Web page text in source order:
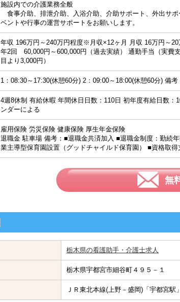
施設内での介護業務全般
食事介助、排泄介助、入浴介助、介助サポート、外出サ
ベントや行事の運営サポートをお願いします。
年収 196万円～240万円程度※月収×12ヶ月 月収 16万円～
年2回 60,000円～600,000円（過去実績） 通勤手当（実費
目より3,000円）
1：08:30～17:30(休憩60分) 2：09:00～18:00(休憩60分) 備
4週8休制 有給休暇 年間休日日数：110日 初年度有給日数
ンダーによる
雇用保険 労災保険 健康保険 厚生年金保険
退職金 駐車場 備考：■退職金共済加入 ■退職金制度：勤続
業主導型保育園設置（グッドチャイルド保育園） ■資格取
無
栃木県の看護助手・介護士求人
栃木県宇都宮市細谷町４９５－１
ＪＲ東北本線(上野－盛岡)「宇都宮